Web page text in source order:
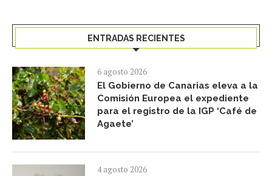
ENTRADAS RECIENTES
6 agosto 2026
El Gobierno de Canarias eleva a la
Comisión Europea el expediente
para el registro de la IGP ‘Café de
Agaete’
4 agosto 2026